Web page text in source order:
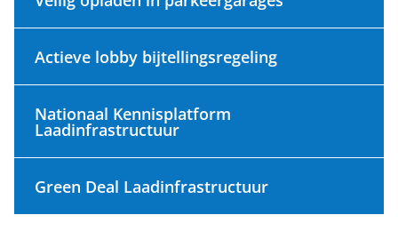
Actieve lobby bijtellingsregeling
Nationaal Kennisplatform
Laadinfrastructuur
Green Deal Laadinfrastructuur